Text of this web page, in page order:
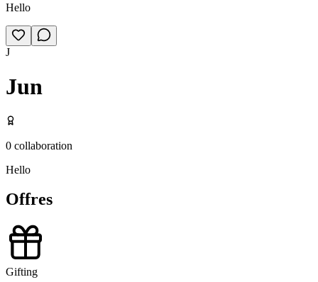
Hello
J
Jun
0 collaboration
Hello
Offres
Gifting